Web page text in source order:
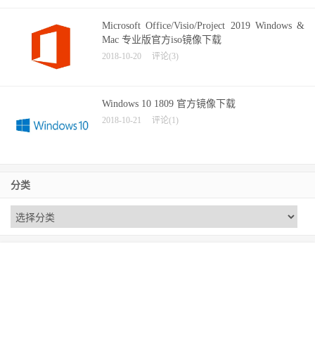
Microsoft Office/Visio/Project 2019 Windows &
Mac 专业版官方iso镜像下载
2018-10-20 评论(3)
Windows 10 1809 官方镜像下载
2018-10-21 评论(1)
分类